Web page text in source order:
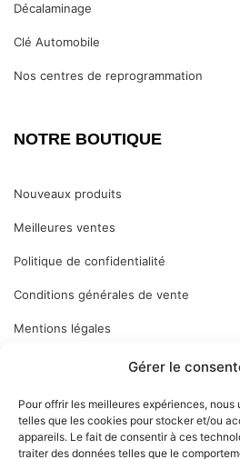
Gérer le
Pour offrir les meilleures expériences,
telles que les cookies pour stocker et/ou
appareils. Le fait de consentir à ces
traiter des données telles que le
Décalaminage
Clé Automobile
Nos centres de reprogrammation
NOTRE BOUTIQUE
Nouveaux produits
Meilleures ventes
Politique de confidentialité
Conditions générales de vente
Mentions légales
Inscrivez-vous à notre newsletter